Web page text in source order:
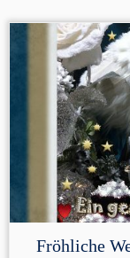
Fröhliche